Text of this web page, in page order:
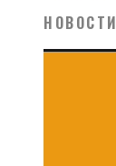
НОВОСТИ